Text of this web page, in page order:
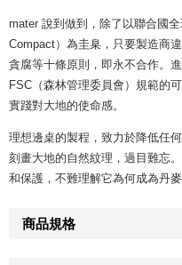
mater 說到做到，除了以聯合國
Compact）為圭臬，只要製造商
貪腐等十條原則，即永不合作。
FSC（森林管理委員會）規範的
實踐對大地的使命感。
理想邊桌的製程，致力於降低任
刻畫大地的自然紋理，過目難忘
和保護，不難理解它為何成為丹
商品規格